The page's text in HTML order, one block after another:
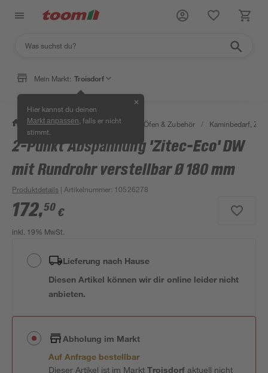
Mein Markt: Troisdorf
Hier kannst du deinen
Markt anpassen , falls er nicht
stimmt.
✕
/ Bauen & Renovieren / Kamine, Öfen & Zubehör / Kaminbedarf,
2-Punkt Abspannung 'Zitec-Eco' DW
mit Rundrohr verstellbar Ø 180 mm
Produktdetails | Artikelnummer: 10526278
172,50 €
inkl. 19% MwSt.
Lieferung nach Hause
Diesen Artikel können wir dir online leider nicht
anbieten.
Abholung im Markt
Auf Anfrage bestellbar
Dieser Artikel ist im MarktTroisdorfaktuell nicht